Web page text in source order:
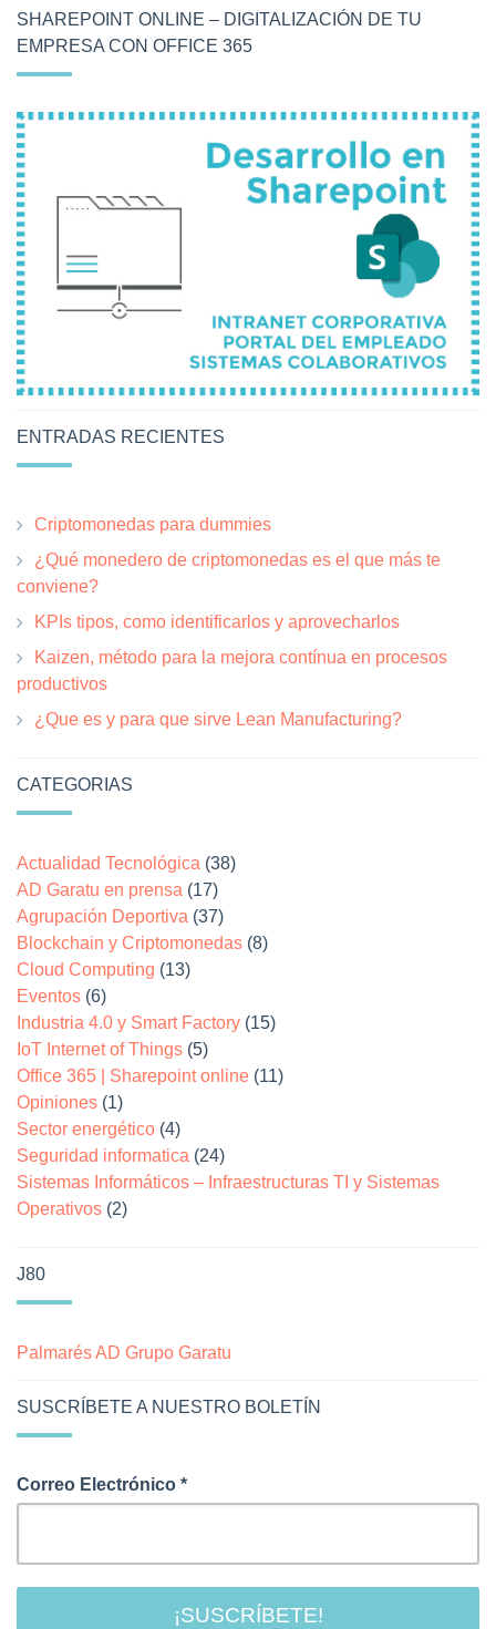
SHAREPOINT ONLINE – DIGITALIZACIÓN DE TU
EMPRESA CON OFFICE 365
ENTRADAS RECIENTES
Criptomonedas para dummies
¿Qué monedero de criptomonedas es el que más te
conviene?
KPIs tipos, como identificarlos y aprovecharlos
Kaizen, método para la mejora contínua en procesos
productivos
¿Que es y para que sirve Lean Manufacturing?
CATEGORIAS
Actualidad Tecnológica (38)
AD Garatu en prensa (17)
Agrupación Deportiva (37)
Blockchain y Criptomonedas (8)
Cloud Computing (13)
Eventos (6)
Industria 4.0 y Smart Factory (15)
IoT Internet of Things (5)
Office 365 | Sharepoint online (11)
Opiniones (1)
Sector energético (4)
Seguridad informatica (24)
Sistemas Informáticos – Infraestructuras TI y Sistemas
Operativos (2)
J80
Palmarés AD Grupo Garatu
SUSCRÍBETE A NUESTRO BOLETÍN
Correo Electrónico *